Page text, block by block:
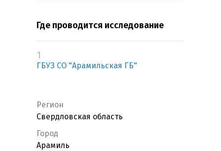
Где проводится исследование
1
ГБУЗ СО "Арамильская ГБ"
Регион
Свердловская область
Город
Арамиль